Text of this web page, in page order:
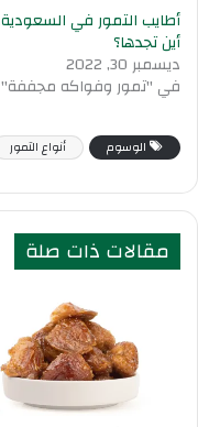
أطايب التمور في
أين تجدها؟
ديسمبر 30, 2022
في "تمور وفواكه مجففة"
الوسوم أنواع التمور
مقالات ذات صلة